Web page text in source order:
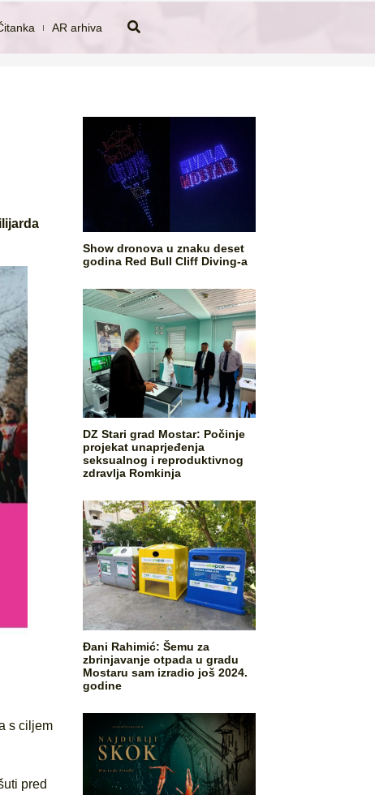
AR arhiva
s ciljem
pred
Show dronova u znaku deset
godina Red Bull Cliff Diving-a
DZ Stari grad Mostar: Počinje
projekat unaprjeđenja
seksualnog i reproduktivnog
zdravlja Romkinja
Đani Rahimić: Šemu za
zbrinjavanje otpada u gradu
Mostaru sam izradio još 2024.
godine